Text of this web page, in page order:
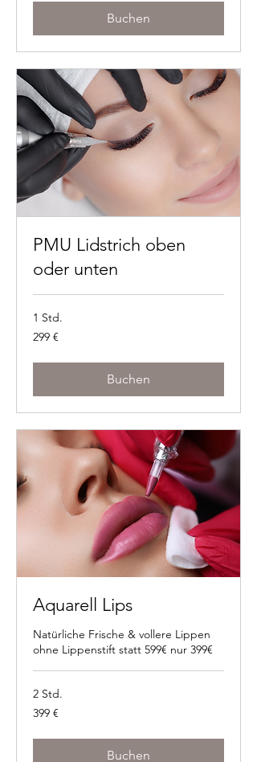
Buchen
PMU Lidstrich oben
oder unten
1 Std.
299
Euro
299 €
Buchen
Aquarell Lips
Natürliche Frische & vollere Lippen
ohne Lippenstift statt 599€ nur 399€
2 Std.
399
Euro
399 €
Buchen